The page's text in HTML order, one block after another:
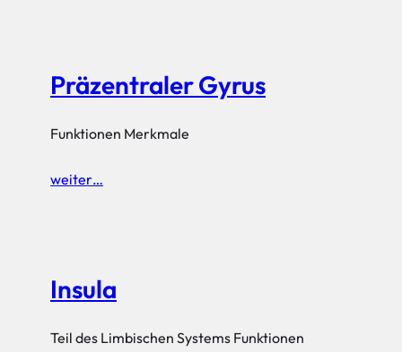
Präzentraler Gyrus
Funktionen Merkmale
weiter…
Insula
Teil des Limbischen Systems Funktionen